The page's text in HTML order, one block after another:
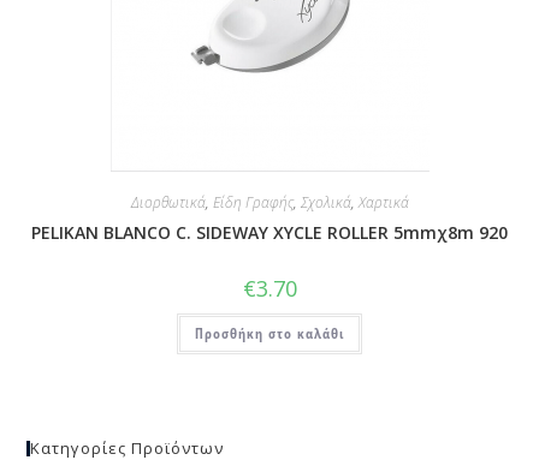
Διορθωτικά, Είδη Γραφής, Σχολικά,Χαρτικά
PELIKAN BLANCO C. SIDEWAY XYCLE ROLLER 5mmχ8m 920
€3.70
Προσθήκη στο καλάθι
Κατηγορίες Προϊόντων